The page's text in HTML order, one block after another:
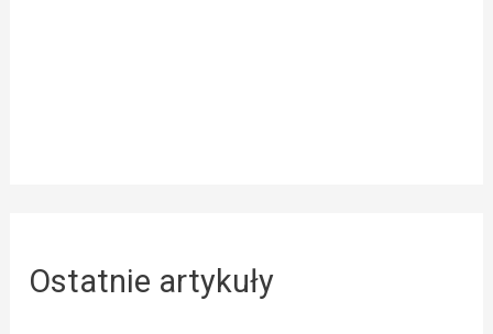
Ostatnie artykuły